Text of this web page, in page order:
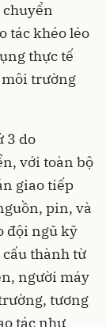
tác khéo léo
thực tế
môi trường
3 do
với toàn bộ
giao tiếp
pin, và
đội ngũ kỹ
thành từ
người máy
tương
tác như